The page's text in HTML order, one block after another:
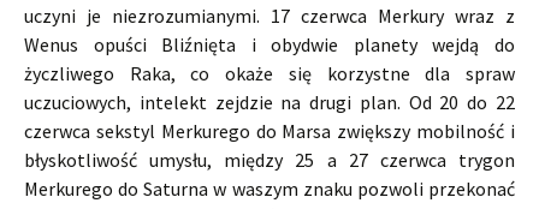
uczyni je niezrozumianymi. 17 czerwca Merkury wraz z
Wenus opuści Bliźnięta i obydwie planety wejdą do
życzliwego Raka, co okaże się korzystne dla spraw
uczuciowych, intelekt zejdzie na drugi plan. Od 20 do 22
czerwca sekstyl Merkurego do Marsa zwiększy mobilność i
błyskotliwość umysłu, między 25 a 27 czerwca trygon
Merkurego do Saturna w waszym znaku pozwoli przekonać